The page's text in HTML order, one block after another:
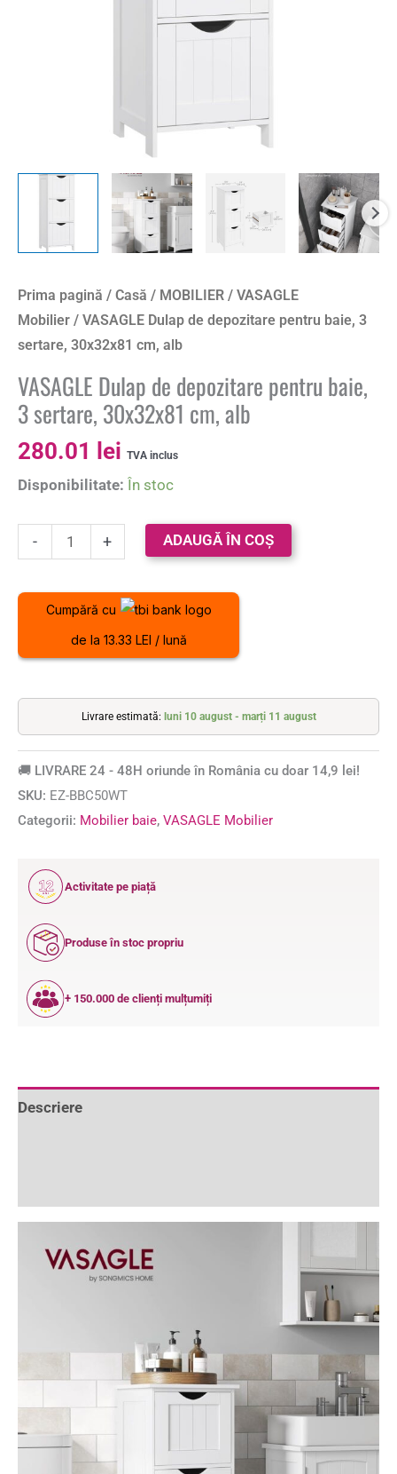
Prima pagină / Casă / MOBILIER / VASAGLE
Mobilier / VASAGLE Dulap de depozitare pentru baie, 3
sertare, 30x32x81 cm, alb
VASAGLE Dulap de depozitare pentru baie,
3 sertare, 30x32x81 cm, alb
280.01 lei TVA inclus
Disponibilitate: În stoc
- + ADAUGĂ ÎN COȘ
Cumpără cu
de la 13.33 LEI / lună
Livrare estimată: luni 10 august - marți 11 august
🚚 LIVRARE 24 - 48H oriunde în România cu doar 14,9 lei!
SKU: EZ-BBC50WT
Categorii: Mobilier baie, VASAGLE Mobilier
12
ANI
Activitate pe piață
Produse în stoc propriu
+ 150.000 de clienți mulțumiți
Descriere